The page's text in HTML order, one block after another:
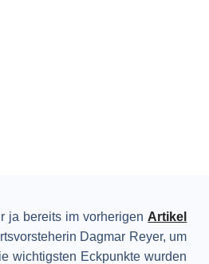
ja bereits im vorherigen Artikel
Dagmar Reyer, um
wichtigsten Eckpunkte wurden